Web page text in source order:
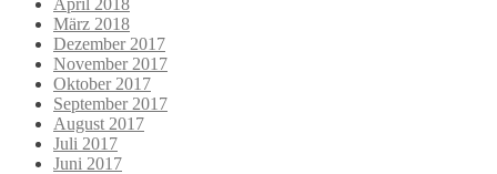
März 2018
Dezember 2017
November 2017
Oktober 2017
September 2017
August 2017
Juli 2017
Juni 2017